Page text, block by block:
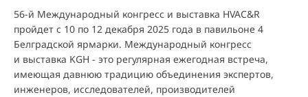
56-й Международный конгресс и выставка HVAC&R
пройдет с 10 по 12 декабря 2025 года в павильоне 4
Белградской ярмарки. Международный конгресс
и выставка KGH - это регулярная ежегодная встреча,
имеющая давнюю традицию объединения экспертов,
инженеров, исследователей, производителей